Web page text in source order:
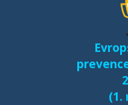
(1.